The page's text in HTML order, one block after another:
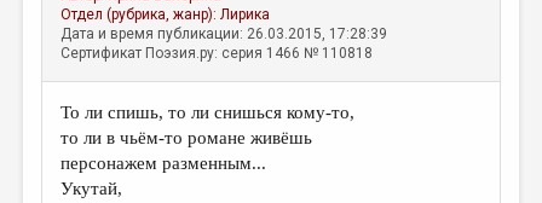
КОММЕНТАРИИ
ЛИТСАЛОН
НОВОСТИ
ПРАВИЛА САЙТА
Отдел (рубрика, жанр):Лирика
Дата и время публикации: 26.03.2015, 17:28:39
Сертификат Поэзия.ру: серия 1466 № 110818
То ли спишь, то ли снишься кому-то,
то ли в чьём-то романе живёшь
персонажем разменным...
Укутай,